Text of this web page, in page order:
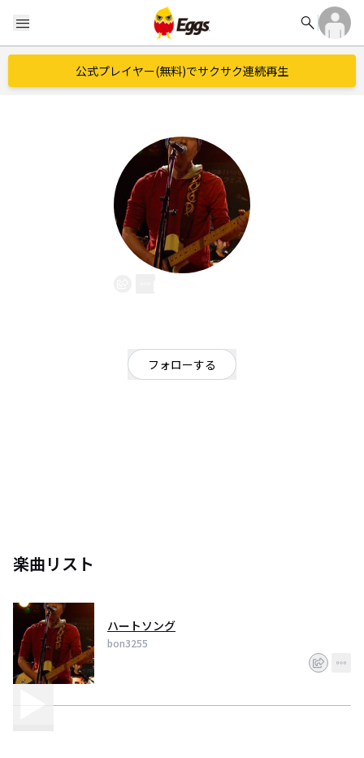
menu search
公式プレイヤー(無料)でサクサク連続再生
フォローする
楽曲リスト
ハートソング
bon3255